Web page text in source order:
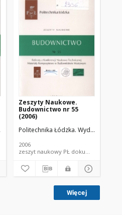
Budownictwa, Architektury i Inżynierii
PŁ dokument piśmienniczy
Zeszyty Naukowe.
Budownictwo nr 55
(2006)
Politechnika Łódzka. Wydział
2006
zeszyt naukowy PŁ dokument
Więcej